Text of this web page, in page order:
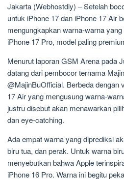
Jakarta (Webhostdiy) – Setelah
untuk iPhone 17 dan iPhone 17 Air
mengungkapkan warna-warna
iPhone 17 Pro, model paling
Menurut laporan GSM Arena pada
datang dari pembocor ternama
@MajinBuOfficial. Berbeda dengan
17 Air yang mengusung warna-
justru disebut akan menawarkan
dan eye-catching.
Ada empat warna yang diprediksi
biru tua, dan perak. Untuk warna
menyebutkan bahwa Apple
iPhone 16 Pro. Warna ini begitu